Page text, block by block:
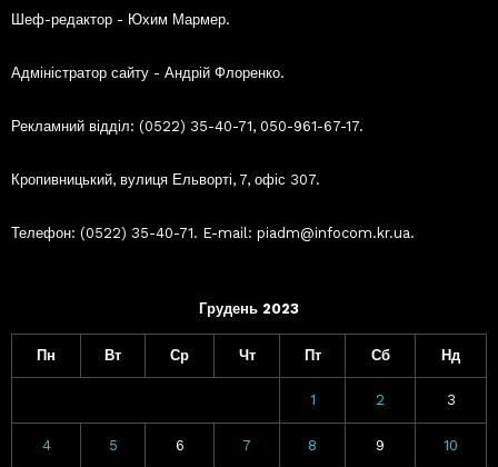
Шеф-редактор - Юхим Мармер.
Адміністратор сайту - Андрій Флоренко.
Рекламний відділ: (0522) 35-40-71, 050-961-67-17.
Кропивницький, вулиця Ельворті, 7, офіс 307.
Телефон: (0522) 35-40-71. E-mail: piadm@infocom.kr.ua.
Грудень 2023
Пн Вт Ср Чт Пт Сб Нд
1 2 3
4 5 6 7 8 9 10